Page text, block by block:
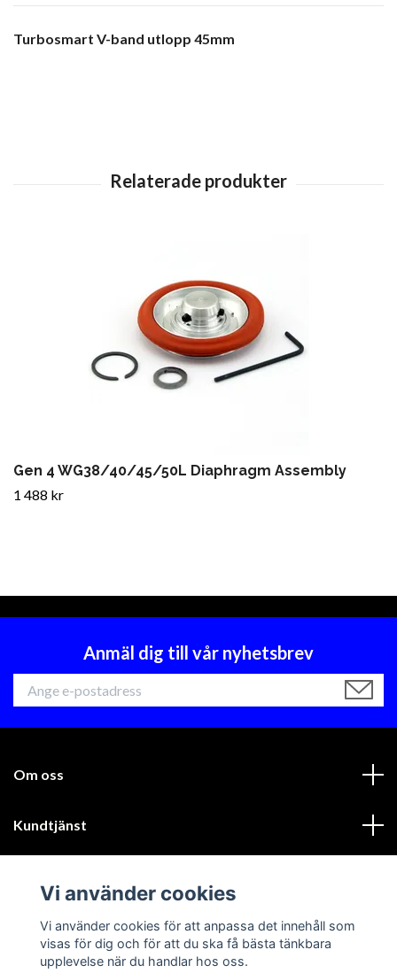
Turbosmart V-band utlopp 45mm
Gen 4 WG38/40/45/50L Diaphragm Assembly
1 488 kr
Anmäl dig till vår nyhetsbrev
Om oss
Kundtjänst
Sociala medier
Vi använder cookies
Vi använder cookies för att anpassa det innehåll som
visas för dig och för att du ska få bästa tänkbara
upplevelse när du handlar hos oss.